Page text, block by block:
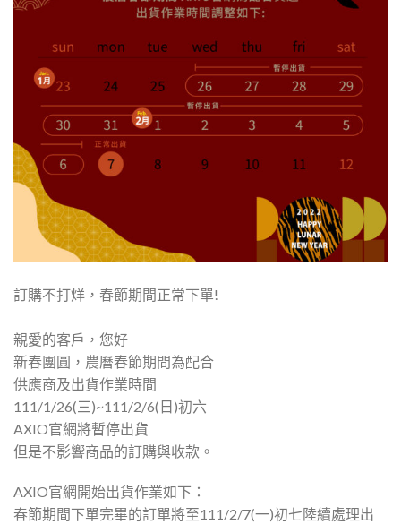
訂購不打烊，春節期間正常下單!
親愛的客戶，您好
新春團圓，農曆春節期間為配合
供應商及出貨作業時間
111/1/26(三)~111/2/6(日)初六
AXIO官網將暫停出貨
但是不影響商品的訂購與收款。
AXIO官網開始出貨作業如下：
春節期間下單完畢的訂單將至111/2/7(一)初七陸續處理出